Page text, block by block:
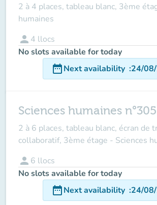
2 à 4 places, tableau blanc, 3ème
humaines
person 4 llocs
No slots available for today
date_rangeNext availability :24/
Sciences humaines n°305
2 à 6 places, tableau blanc, écran de
collaboratif, 3ème étage - Sciences
person 6 llocs
No slots available for today
date_rangeNext availability :24/